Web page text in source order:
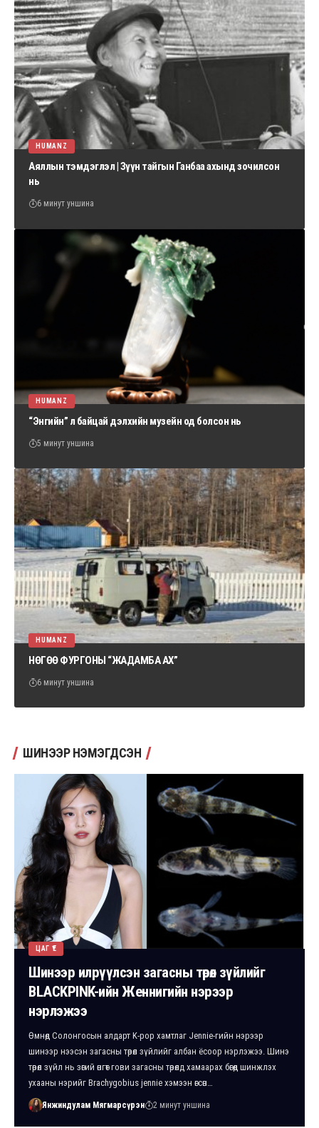
HUMANZ
Аяллын тэмдэглэл | Зүүн тайгын Ганбаа ахынд зочилсон
нь
6 минут уншина
HUMANZ
“Энгийн” л байцай дэлхийн музейн од болсон нь
5 минут уншина
HUMANZ
НӨГӨӨ ФУРГОНЫ “ЖАДАМБА АХ”
6 минут уншина
ШИНЭЭР НЭМЭГДСЭН
ЦАГ ҮЕ
Шинээр илрүүлсэн загасны төрөл зүйлийг
BLACKPINK-ийн Женнигийн нэрээр
нэрлэжээ
Өмнөд Солонгосын алдарт K-pop хамтлаг Jennie-гийн нэрээр
шинээр нээсэн загасны төрөл зүйлийг албан ёсоор нэрлэжээ. Шинэ
төрөл зүйл нь зөгий өнгөт гови загасны төрөлд хамаарах бөгөөд шинжлэх
ухааны нэрийг Brachygobius jennie хэмээн өгсөн…
Янжиндулам Мягмарсүрэн 2 минут уншина